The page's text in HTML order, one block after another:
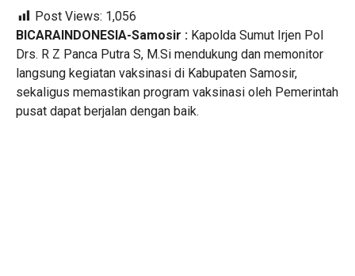
Post Views: 1,056
BICARAINDONESIA-Samosir : Kapolda Sumut Irjen Pol
Drs. R Z Panca Putra S, M.Si mendukung dan memonitor
langsung kegiatan vaksinasi di Kabupaten Samosir,
sekaligus memastikan program vaksinasi oleh Pemerintah
pusat dapat berjalan dengan baik.